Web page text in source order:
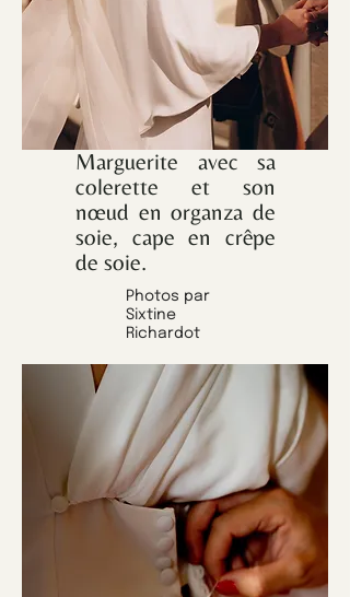
Marguerite avec sa
colerette et son
nœud en organza de
soie, cape en crêpe
de soie.
Photos par
Sixtine
Richardot